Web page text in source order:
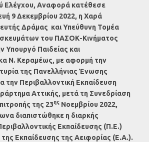
Ελέγχου, Αναφορά κατέθεσε
9 Δεκεμβρίου 2022, η Χαρά
Δράμας και Υπεύθυνη Τομέα
του ΠΑΣΟΚ-Κινήματος
Υπουργό Παιδείας και
Ν. Κεραμέως, με αφορμή την
της Πανελλήνιας Ένωσης
την Περιβαλλοντική Εκπαίδευση
Αττικής, μετά τη Συνεδρίαση
της 23ης Νοεμβρίου 2022,
διαπιστώθηκε η διαρκής
Εκπαίδευσης (Π.Ε.)
Εκπαίδευσης της Αειφορίας (Ε.Α.).